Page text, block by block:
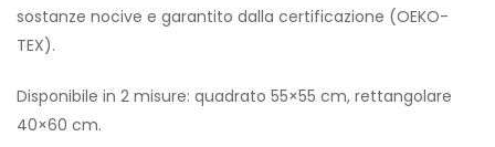
sostanze nocive e garantito dalla certificazione (OEKO-
TEX).
Disponibile in 2 misure: quadrato 55×55 cm, rettangolare
40×60 cm.